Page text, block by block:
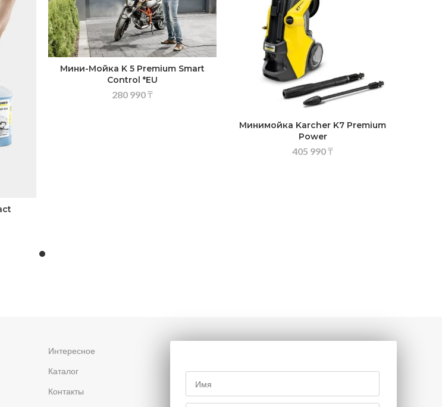
Мини-Мойка K 5 Premium Smart
Control *EU
280 990₸
Минимойка Karcher K7 Premium
Power
405 990₸
Интересное
Каталог
Контакты